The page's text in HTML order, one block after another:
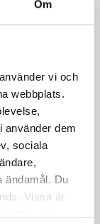
Om
vi och
webbplats.
använder dem
sociala
ändamål. Du
Vissa är
mot korrosion